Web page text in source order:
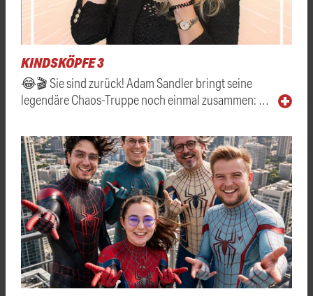
KINDSKÖPFE 3
😂🎬 Sie sind zurück! Adam Sandler bringt seine
legendäre Chaos-Truppe noch einmal zusammen: …